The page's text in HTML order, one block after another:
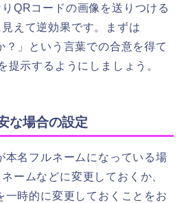
QRコードの画像を送りつける
えて逆効果です。まずは
？」という言葉での合意を得て
提示するようにしましょう。
な場合の設定
本名フルネームになっている場
ームなどに変更しておくか、
一時的に変更しておくことをお